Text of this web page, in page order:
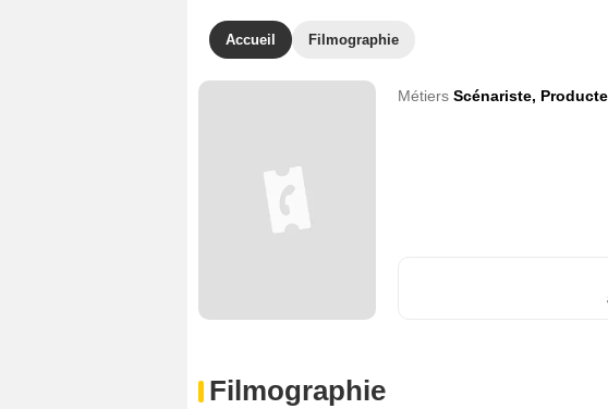
Accueil Filmographie
Métiers Scénariste,
Filmographie